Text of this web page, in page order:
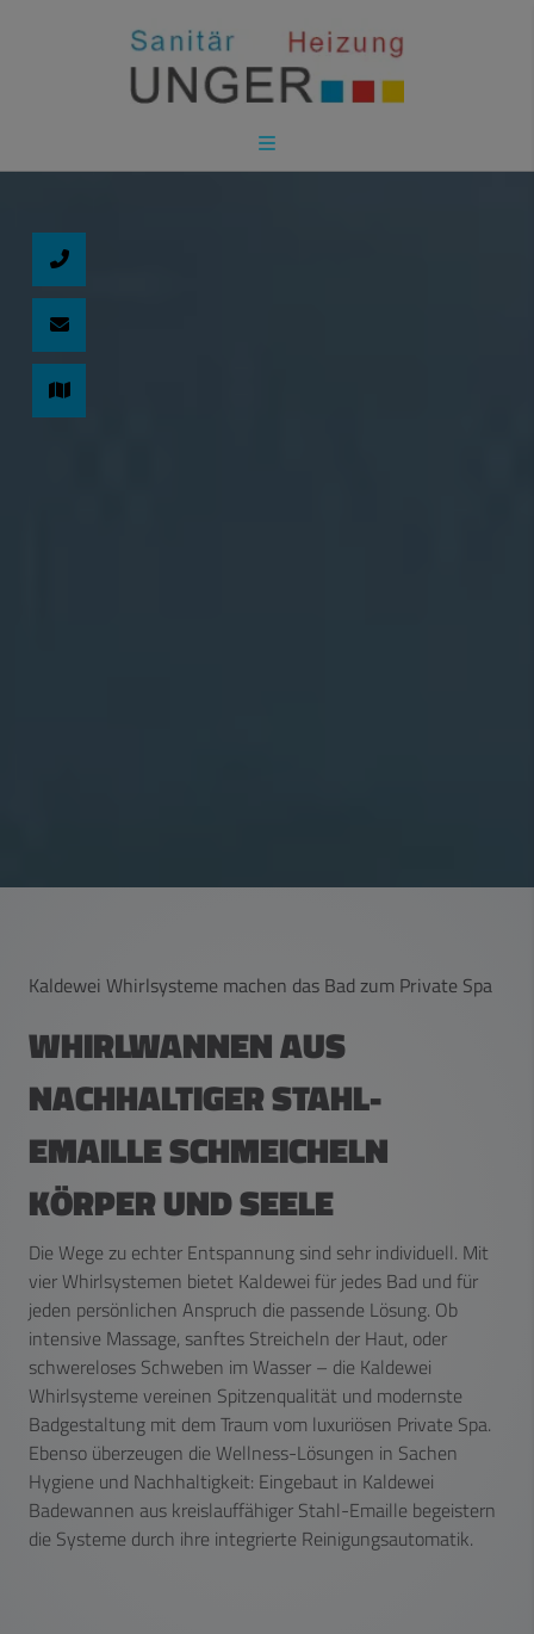
Kaldewei Whirlsysteme machen das Bad zum Private Spa
WHIRLWANNEN AUS
NACHHALTIGER STAHL-
EMAILLE SCHMEICHELN
KÖRPER UND SEELE
Die Wege zu echter Entspannung sind sehr individuell. Mit
vier Whirlsystemen bietet Kaldewei für jedes Bad und für
jeden persönlichen Anspruch die passende Lösung. Ob
intensive Massage, sanftes Streicheln der Haut, oder
schwereloses Schweben im Wasser – die Kaldewei
Whirlsysteme vereinen Spitzenqualität und modernste
Badgestaltung mit dem Traum vom luxuriösen Private Spa.
Ebenso überzeugen die Wellness-Lösungen in Sachen
Hygiene und Nachhaltigkeit: Eingebaut in Kaldewei
Badewannen aus kreislauffähiger Stahl-Emaille begeistern
die Systeme durch ihre integrierte Reinigungsautomatik.